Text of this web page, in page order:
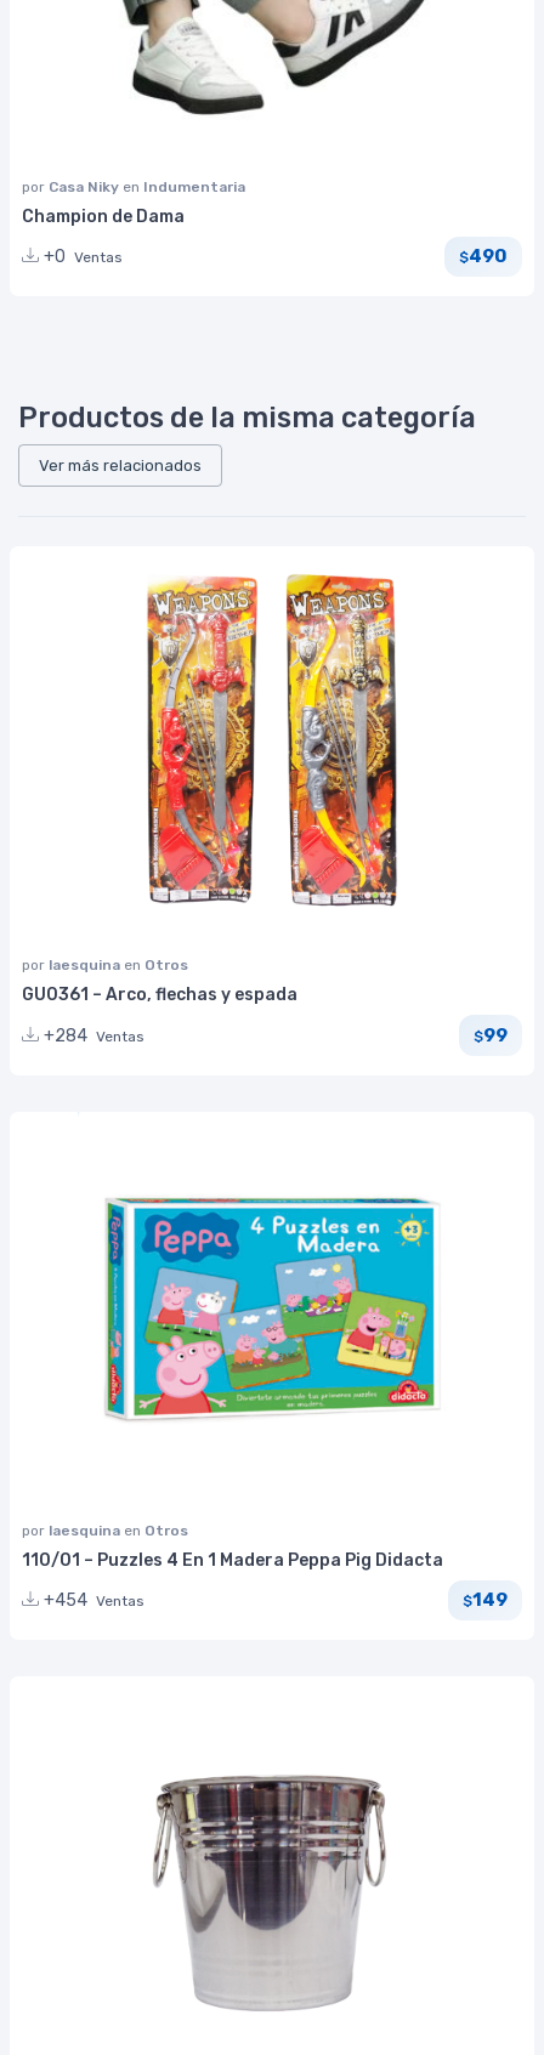
por Casa Niky en Indumentaria
Champion de Dama
+0 Ventas $490
Productos de la misma categoría
Ver más relacionados
por laesquina en Otros
GU0361 – Arco, flechas y espada
+284 Ventas $99
por laesquina en Otros
110/01 – Puzzles 4 En 1 Madera Peppa Pig Didacta
+454 Ventas $149